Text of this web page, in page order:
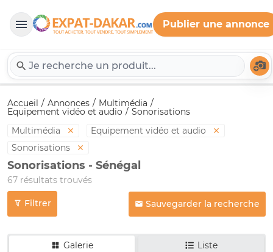
Expat-Dakar
Publier une annonce
Accueil Annonces Multimédia
Equipement vidéo et audio
Sonorisations
Multimédia
Equipement vidéo et audio
Sonorisations
Sonorisations - Sénégal
67 résultats trouvés
Filtrer Sauvegarder la recherche
Galerie Liste